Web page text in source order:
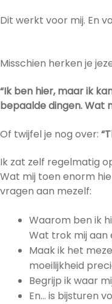
Dit werkt voor mij. En
Misschien herken je
“Ik ben hier, maar ik
bepaalde dingen. Wat
Of twijfel je nog over:
Ik zat zelf regelmatig
Wat mij toen enorm
vragen aan mezelf:
Waarom ben ik
Wat trok mij aan
Maak ik het
moeilijkheid
Begrijp ik waar
En… is bijsturen